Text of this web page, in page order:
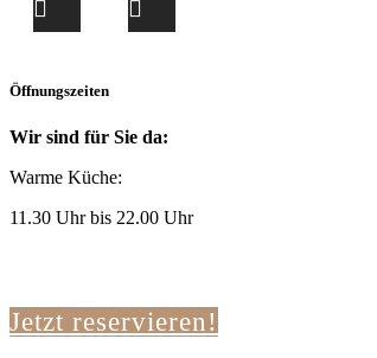
Öffnungszeiten
Wir sind für Sie da:
Warme Küche:
11.30 Uhr bis 22.00 Uhr
Jetzt reservieren!